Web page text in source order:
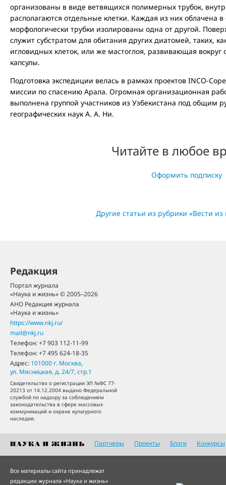
организованы в виде ветвящихся полимерных трубок,
располагаются отдельные клетки. Каждая из них облачена
морфологически трубки изолированы одна от другой.
служит субстратом для обитания других диатомей, таких,
игловидных клеток, или же мастоглоя, развивающая
капсулы.
Подготовка экспедиции велась в рамках проектов INCO-
миссии по спасению Арала. Огромная организационная
выполнена группой участников из Узбекистана под общим
географических наук А. А. Ни.
Читайте в любое
Оформить подписку
Другие статьи из рубрики «Вести
Редакция
Портал журнала
«Наука и жизнь» © 2005–2026
АНО Редакция журнала
«Наука и жизнь»
https://www.nkj.ru/
mail@nkj.ru
Телефон:+7 903 112-11-99
Телефон:+7 495 624-18-35
Адрес: 101000 г. Москва,
ул. Мясницкая, д. 24/7, стр.1
Свидетельство о регистрации ЭЛ №ФС 77-
20213 от 14.12.2004 выдано Федеральной
службой по надзору за соблюдением
законодательства в сфере массовых
коммуникаций и охране культурного
наследия.
Партнеры Проекты Блоги Конкурсы
Все материалы сайта принадлежат
редакции журнала «Наука и жизнь»